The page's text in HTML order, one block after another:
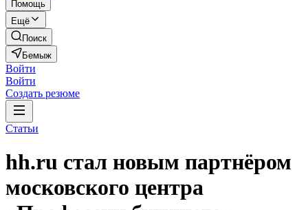
Помощь
Ещё
Поиск
Бемыж
Войти
Войти
Создать резюме
Статьи
hh.ru стал новым партнёром
московского центра